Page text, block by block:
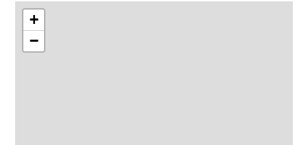
+
−